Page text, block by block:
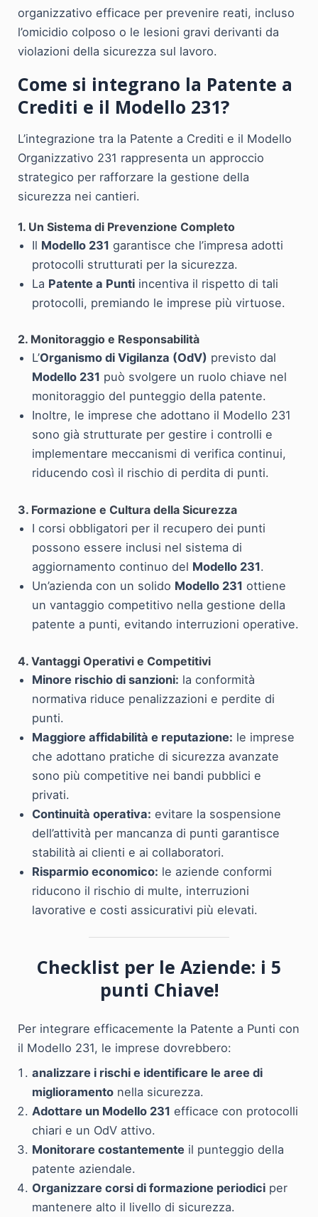
organizzativo efficace per prevenire reati, incluso
l’omicidio colposo o le lesioni gravi derivanti da
violazioni della sicurezza sul lavoro.
Come si integrano la Patente a
Crediti e il Modello 231?
L’integrazione tra la Patente a Crediti e il Modello
Organizzativo 231 rappresenta un approccio
strategico per rafforzare la gestione della
sicurezza nei cantieri.
1. Un Sistema di Prevenzione Completo
Il Modello 231 garantisce che l’impresa adotti
protocolli strutturati per la sicurezza.
La Patente a Punti incentiva il rispetto di tali
protocolli, premiando le imprese più virtuose.
2. Monitoraggio e Responsabilità
L’Organismo di Vigilanza (OdV) previsto dal
Modello 231 può svolgere un ruolo chiave nel
monitoraggio del punteggio della patente.
Inoltre, le imprese che adottano il Modello 231
sono già strutturate per gestire i controlli e
implementare meccanismi di verifica continui,
riducendo così il rischio di perdita di punti.
3. Formazione e Cultura della Sicurezza
I corsi obbligatori per il recupero dei punti
possono essere inclusi nel sistema di
aggiornamento continuo del Modello 231.
Un’azienda con un solido Modello 231 ottiene
un vantaggio competitivo nella gestione della
patente a punti, evitando interruzioni operative.
4. Vantaggi Operativi e Competitivi
Minore rischio di sanzioni: la conformità
normativa riduce penalizzazioni e perdite di
punti.
Maggiore affidabilità e reputazione: le imprese
che adottano pratiche di sicurezza avanzate
sono più competitive nei bandi pubblici e
privati.
Continuità operativa: evitare la sospensione
dell’attività per mancanza di punti garantisce
stabilità ai clienti e ai collaboratori.
Risparmio economico: le aziende conformi
riducono il rischio di multe, interruzioni
lavorative e costi assicurativi più elevati.
Checklist per le Aziende: i 5
punti Chiave!
Per integrare efficacemente la Patente a Punti con
il Modello 231, le imprese dovrebbero:
analizzare i rischi e identificare le aree di
miglioramento nella sicurezza.
Adottare un Modello 231 efficace con protocolli
chiari e un OdV attivo.
Monitorare costantemente il punteggio della
patente aziendale.
Organizzare corsi di formazione periodici per
mantenere alto il livello di sicurezza.